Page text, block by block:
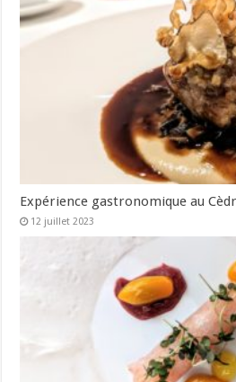
Expérience gastronomique au
12 juillet 2023